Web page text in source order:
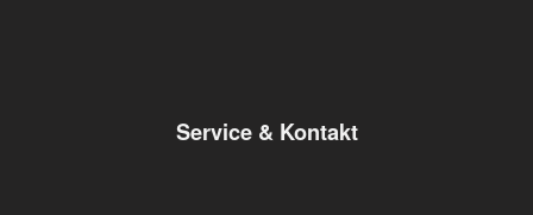
Service & Kontakt